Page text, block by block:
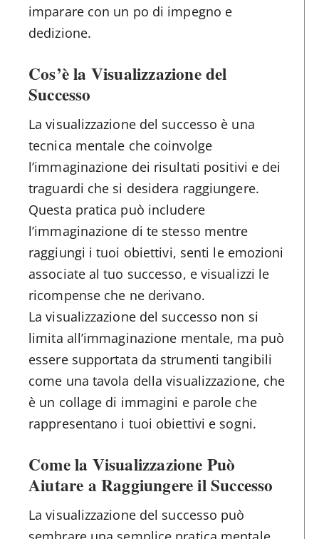
imparare con un po di impegno e
dedizione.
Cos’è la Visualizzazione del
Successo
La visualizzazione del successo è una
tecnica mentale che coinvolge
l’immaginazione dei risultati positivi e dei
traguardi che si desidera raggiungere.
Questa pratica può includere
l’immaginazione di te stesso mentre
raggiungi i tuoi obiettivi, senti le emozioni
associate al tuo successo, e visualizzi le
ricompense che ne derivano.
La visualizzazione del successo non si
limita all’immaginazione mentale, ma può
essere supportata da strumenti tangibili
come una tavola della visualizzazione, che
è un collage di immagini e parole che
rappresentano i tuoi obiettivi e sogni.
Come la Visualizzazione Può
Aiutare a Raggiungere il Successo
La visualizzazione del successo può